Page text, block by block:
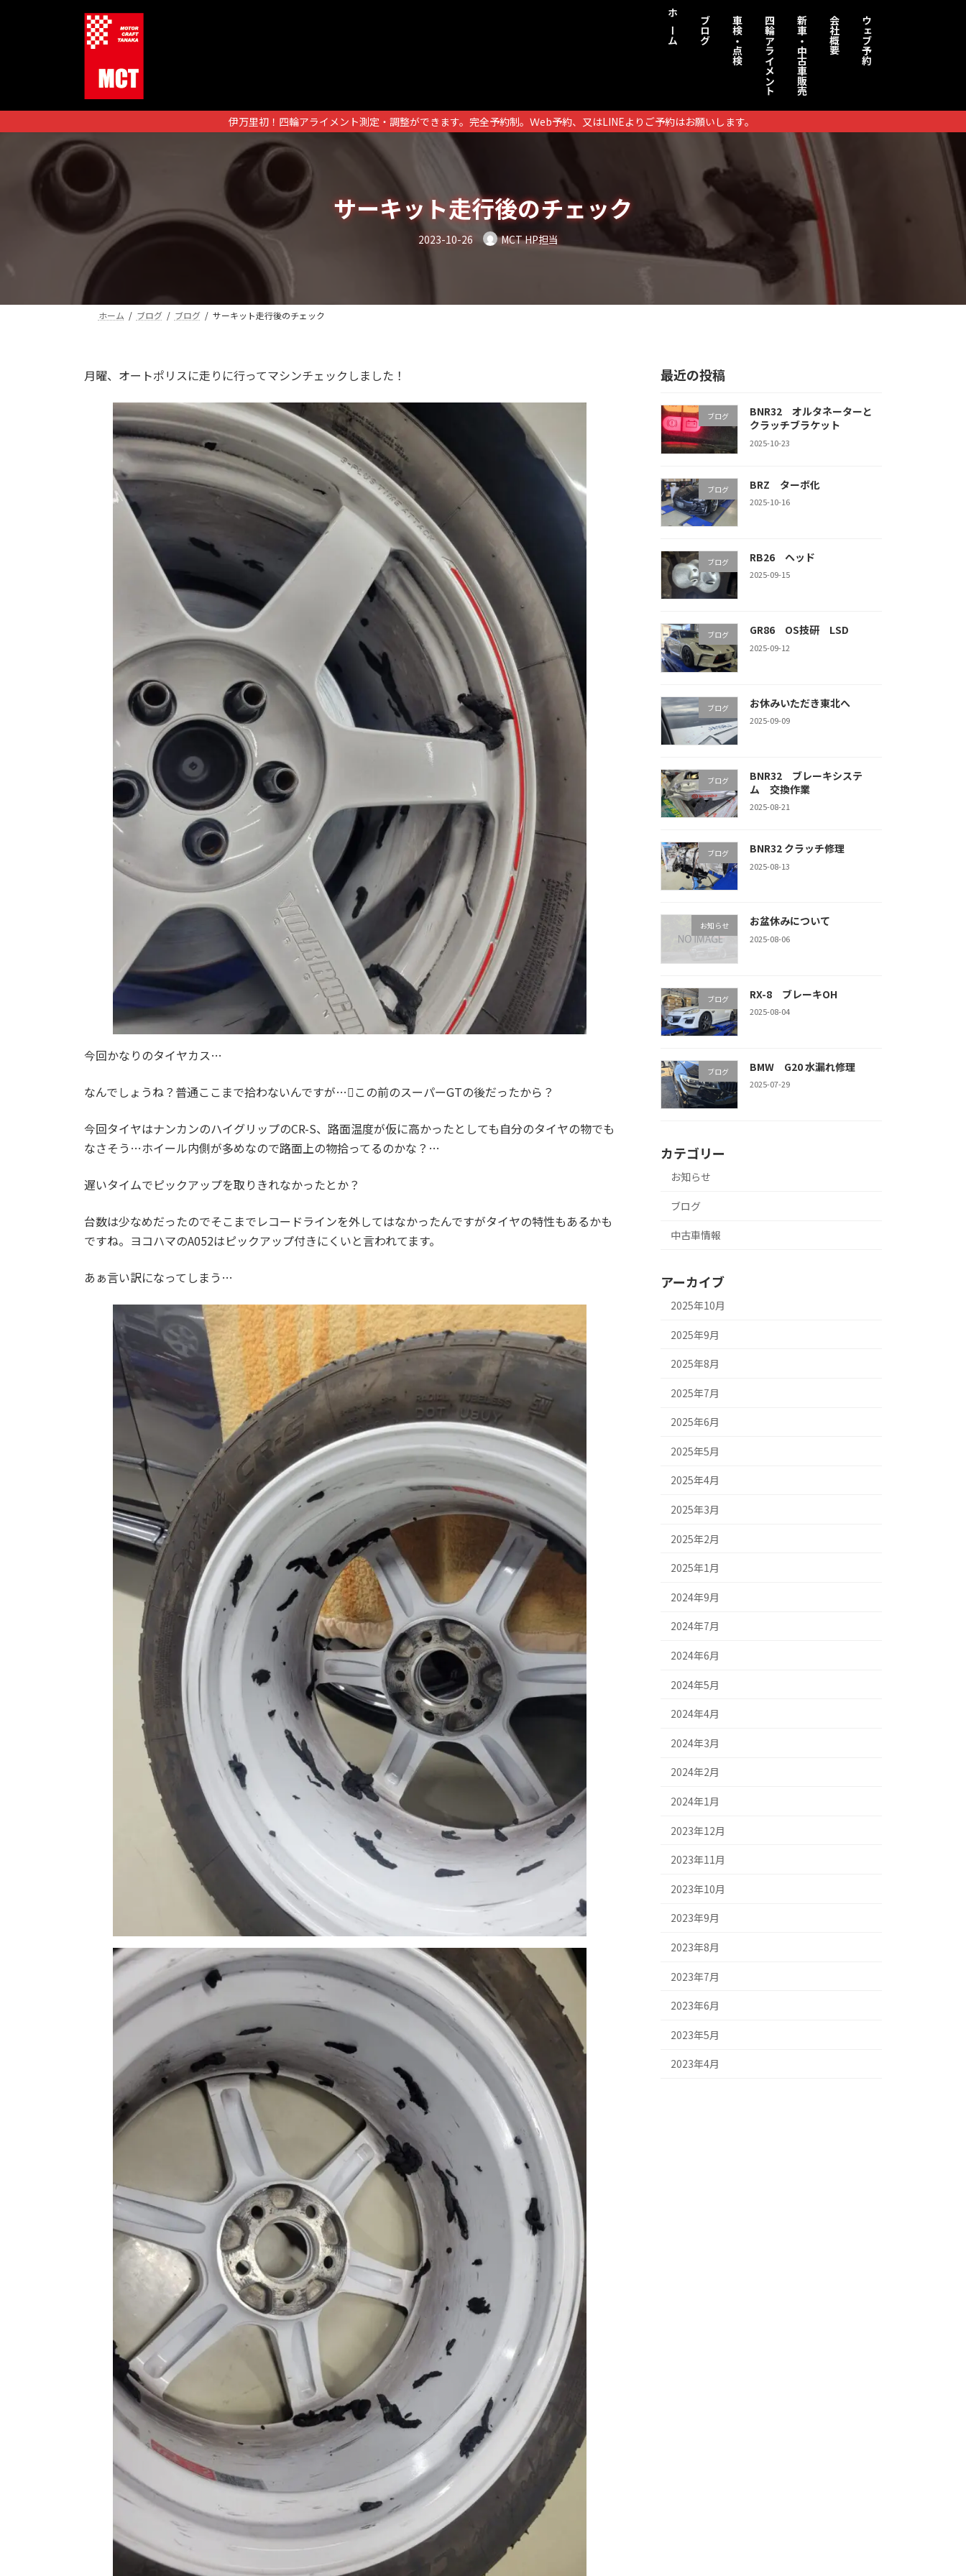
ス
キ
ン
に
ホーム ブログ 車検・点検 四輪アライメント 新車・中古車販売 会社概要 ウェブ予約
伊万里初！四輪アライメント測定・調整ができます。完全予約制。Ｗeb予約、又はLINEよりご予約はお願いします。
サーキット走行後のチェック
2023-10-26 MCT HP担当
ホーム ブログ ブログ サーキット走行後のチェック
月曜、オートポリスに走りに行ってマシンチェックしました！
今回かなりのタイヤカス…
なんでしょうね？普通ここまで拾わないんですが…この前のスーパーGTの後だったから？
今回タイヤはナンカンのハイグリップのCR-S、路面温度が仮に高かったとしても自分のタイヤの物でも
なさそう…ホイール内側が多めなので路面上の物拾ってるのかな？…
遅いタイムでピックアップを取りきれなかったとか？
台数は少なめだったのでそこまでレコードラインを外してはなかったんですがタイヤの特性もあるかも
ですね。ヨコハマのA052はピックアップ付きにくいと言われてます。
あぁ言い訳になってしまう…
最近の投稿
ブログ
BNR32 オルタネーターと
クラッチブラケット
2025-10-23
ブログ BRZ ターボ化
2025-10-16
ブログ RB26 ヘッド
2025-09-15
ブログ GR86 OS技研 LSD
2025-09-12
ブログ お休みいただき東北へ
2025-09-09
ブログ
BNR32 ブレーキシステ
ム 交換作業
2025-08-21
ブログ BNR32 クラッチ修理
2025-08-13
お知らせ お盆休みについて
2025-08-06
ブログ RX-8 ブレーキOH
2025-08-04
ブログ BMW G20 水漏れ修理
2025-07-29
カテゴリー
お知らせ
ブログ
中古車情報
アーカイブ
2025年10月
2025年9月
2025年8月
2025年7月
2025年6月
2025年5月
2025年4月
2025年3月
2025年2月
2025年1月
2024年9月
2024年7月
2024年6月
2024年5月
2024年4月
2024年3月
2024年2月
2024年1月
2023年12月
2023年11月
2023年10月
2023年9月
2023年8月
2023年7月
2023年6月
2023年5月
2023年4月